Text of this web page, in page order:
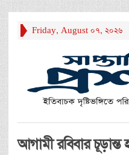
Friday, August 07, 2026
আগামী রবিবার